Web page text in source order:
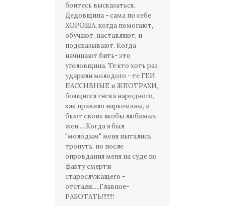
боитесь высказаться.
Дедовщина - сама по себе
ХОРОША, когда помогают,
обучают, наставляют, и
подсказывают. Когда
начинают бить- это
уголовщина. Те кто хоть раз
ударили молодого - те ГЕИ
ПАССИВНЫЕ и ЖПОТРАХИ,
боящиеся гнева народного,
как правило наркоманы, и
бьют своих якобы любимых
жен.....Когда я был
"молодым" меня пытались
тронуть, но после
опровдания меня на суде по
факту смерти
старослужащего -
отстали.....Главное-
РАБОТАТЬ!!!!!!!!